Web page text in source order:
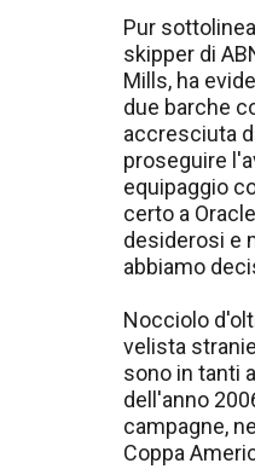
Pur
skipper di
Mills, ha
due barche
accresciuta
proseguire
equipaggio
certo a
desiderosi e
abbiamo
Nocciolo
velista
sono in tanti
dell'anno
campagne,
Coppa